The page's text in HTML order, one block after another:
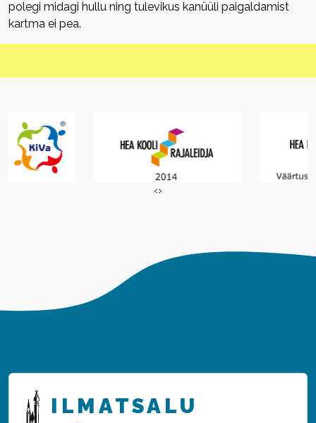
polegi midagi hullu ning tulevikus kanüüli paigaldamist
kartma ei pea.
‹›
ILMATSALU